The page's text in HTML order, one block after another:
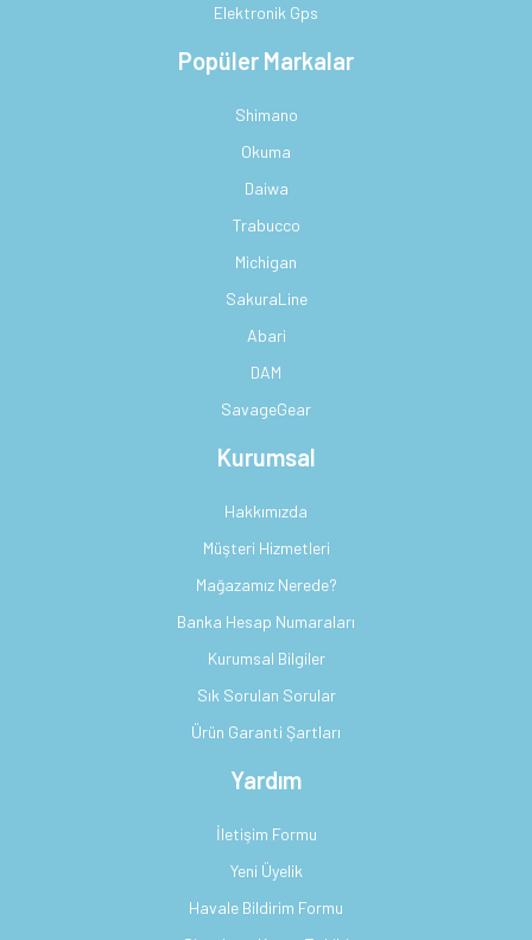
Elektronik Gps
Popüler Markalar
Shimano
Okuma
Daiwa
Trabucco
Michigan
SakuraLine
Abari
DAM
SavageGear
Kurumsal
Hakkımızda
Müşteri Hizmetleri
Mağazamız Nerede?
Banka Hesap Numaraları
Kurumsal Bilgiler
Sık Sorulan Sorular
Ürün Garanti Şartları
Yardım
İletişim Formu
Yeni Üyelik
Havale Bildirim Formu